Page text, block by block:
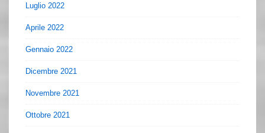
Luglio 2022
Aprile 2022
Gennaio 2022
Dicembre 2021
Novembre 2021
Ottobre 2021